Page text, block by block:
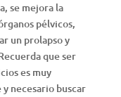
se mejora la
pélvicos,
un prolapso y
que ser
es muy
necesario buscar